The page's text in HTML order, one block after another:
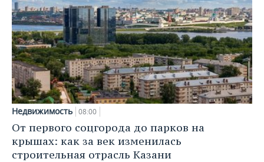
Недвижимость 08:00
От первого соцгорода до парков на
крышах: как за век изменилась
строительная отрасль Казани